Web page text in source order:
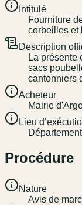
Intitulé
Fourniture
corbeilles et
Description
La présente
sacs
cantonniers
Acheteur
Mairie
Lieu
Procédure
Nature
Avis de